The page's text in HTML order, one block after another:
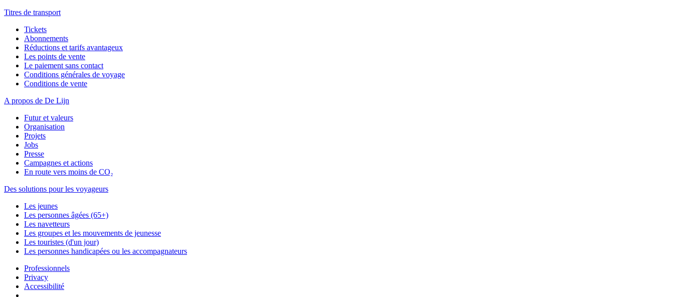
Titres de transport
Tickets
Abonnements
Réductions et tarifs avantageux
Les points de vente
Le paiement sans contact
Conditions générales de voyage
Conditions de vente
A propos de De Lijn
Futur et valeurs
Organisation
Projets
Jobs
Presse
Campagnes et actions
En route vers moins de CO₂
Des solutions pour les voyageurs
Les jeunes
Les personnes âgées (65+)
Les navetteurs
Les groupes et les mouvements de jeunesse
Les touristes (d'un jour)
Les personnes handicapées ou les accompagnateurs
Professionnels
Privacy
Accessibilité